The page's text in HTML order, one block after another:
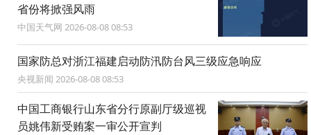
省份将掀强风雨
中国天气网 2026-08-08 08:53
国家防总对浙江福建启动防汛防台风三级应急响应
央视新闻 2026-08-08 08:53
中国工商银行山东省分行原副厅级巡视
员姚伟新受贿案一审公开宣判